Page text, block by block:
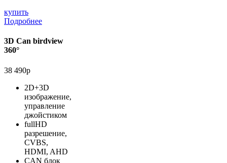
купить
Подробнее
3D Can birdview
360°
38 490р
2D+3D
изображение,
управление
джойстиком
fullHD
разрешение,
CVBS,
HDMI, AHD
CAN блок